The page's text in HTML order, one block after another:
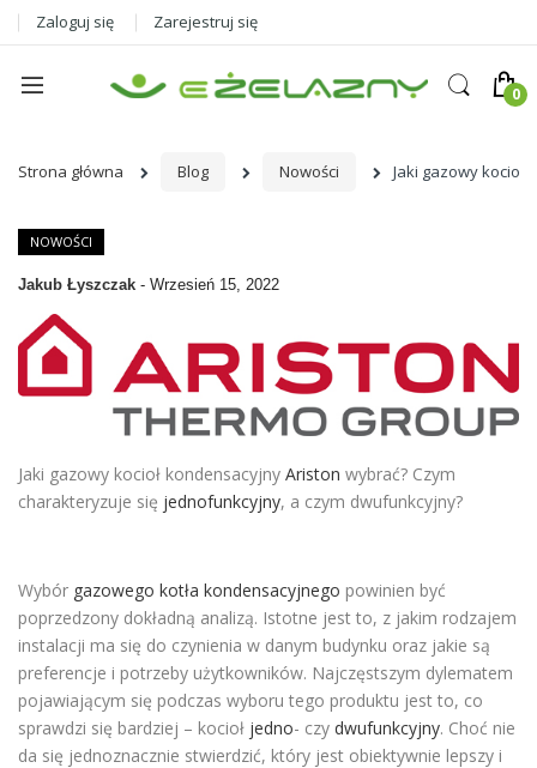
Zaloguj się Zarejestruj się
Strona główna Blog Nowości Jaki gazowy kocioł
NOWOŚCI
Jakub Łyszczak - Wrzesień 15, 2022
Jaki gazowy kocioł kondensacyjny Ariston wybrać? Czym
charakteryzuje się jednofunkcyjny, a czym dwufunkcyjny?
Wybór gazowego kotła kondensacyjnego powinien być
poprzedzony dokładną analizą. Istotne jest to, z jakim rodzajem
instalacji ma się do czynienia w danym budynku oraz jakie są
preferencje i potrzeby użytkowników. Najczęstszym dylematem
pojawiającym się podczas wyboru tego produktu jest to, co
sprawdzi się bardziej – kocioł jedno- czy dwufunkcyjny. Choć nie
da się jednoznacznie stwierdzić, który jest obiektywnie lepszy i